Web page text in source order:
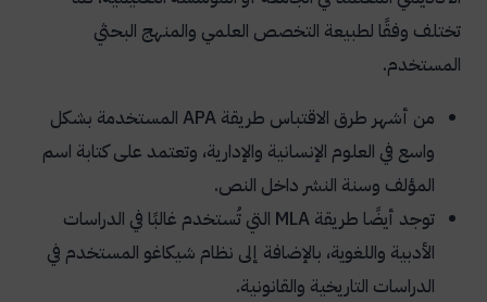
تختلف وفقًا لطبيعة التخصص العلمي والمنهج البحثي
المستخدم.
من أشهر طرق الاقتباس طريقة APA المستخدمة بشكل
واسع في العلوم الإنسانية والإدارية، وتعتمد على كتابة اسم
المؤلف وسنة النشر داخل النص.
توجد أيضًا طريقة MLA التي تُستخدم غالبًا في الدراسات
الأدبية واللغوية، بالإضافة إلى نظام شيكاغو المستخدم في
الدراسات التاريخية والقانونية.